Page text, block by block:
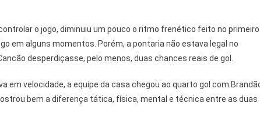
o jogo, diminuiu um pouco o ritmo frenético feito no primeiro
em alguns momentos. Porém, a pontaria não estava legal no
desperdiçasse, pelo menos, duas chances reais de gol.
em velocidade, a equipe da casa chegou ao quarto gol com
bem a diferença tática, física, mental e técnica entre as duas